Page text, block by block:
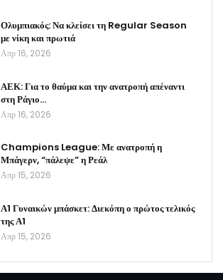
Ολυμπιακός: Να κλείσει τη Regular Season
με νίκη και πρωτιά
Απρ 16, 2026
ΑΕΚ: Για το θαύμα και την ανατροπή απέναντι
στη Ράγιο…
Απρ 16, 2026
Champions League: Με ανατροπή η
Μπάγερν, “πάλεψε” η Ρεάλ
Απρ 15, 2026
Α1 Γυναικών μπάσκετ: Διεκόπη ο πρώτος τελικός
της Α1
Απρ 15, 2026